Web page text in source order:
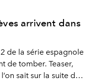
arrivent dans
de la série espagnole
de tomber. Teaser,
sait sur la suite des